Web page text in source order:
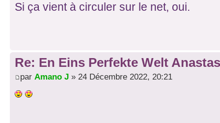
Si ça vient à circuler sur le net, oui.
Re: En Eins Perfekte Welt
par Amano J » 24 Décembre 2022, 20:21